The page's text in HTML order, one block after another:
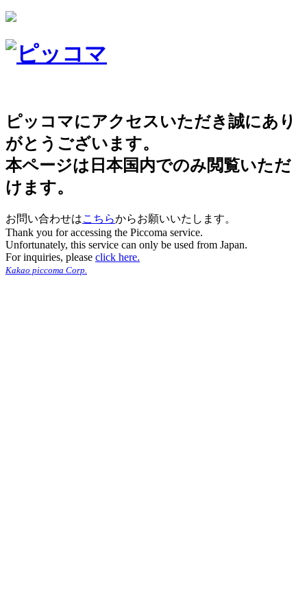
ピッコマにアクセスいただき誠にあり
がとうございます。
本ページは日本国内でのみ閲覧いただ
けます。
お問い合わせはこちらからお願いいたします。
Thank you for accessing the Piccoma service.
Unfortunately, this service can only be used from Japan.
For inquiries, please click here.
Kakao piccoma Corp.